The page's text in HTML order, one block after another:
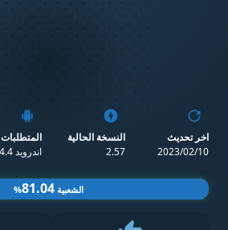
اخر تحديث
10‏/02‏/2023
النسخة الحالية
2.57
المتطلبات
اندرويد 4.4
الشعبية81.04
%